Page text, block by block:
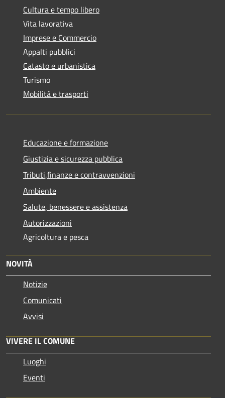
Cultura e tempo libero
Vita lavorativa
Imprese e Commercio
Appalti pubblici
Catasto e urbanistica
Turismo
Mobilità e trasporti
Educazione e formazione
Giustizia e sicurezza pubblica
Tributi,finanze e contravvenzioni
Ambiente
Salute, benessere e assistenza
Autorizzazioni
Agricoltura e pesca
NOVITÀ
Notizie
Comunicati
Avvisi
VIVERE IL COMUNE
Luoghi
Eventi